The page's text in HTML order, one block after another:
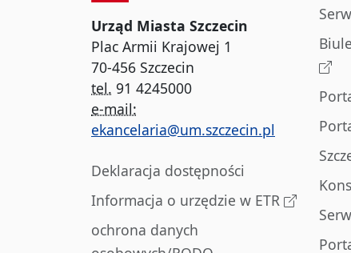
Urząd Miasta Szczecin
Plac Armii Krajowej 1
70-456 Szczecin
tel. 91 4245000
e-mail:
ekancelaria@um.szczecin.pl
Deklaracja dostępności
Informacja o urzędzie w ETR
ochrona danych